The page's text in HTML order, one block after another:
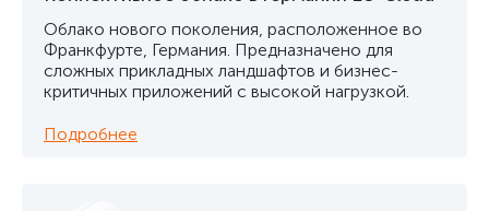
Облако нового поколения, расположенное во
Франкфурте, Германия. Предназначено для
сложных прикладных ландшафтов и бизнес-
критичных приложений с высокой нагрузкой.
Подробнее